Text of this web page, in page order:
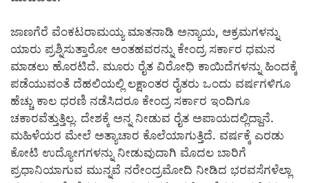
ಜಾಣಗೆರೆ ವೆಂಕಟರಾಮಯ್ಯ ಮಾತನಾಡಿ ಅನ್ಯಾಯ, ಆಕ್ರಮಗಳನ್ನು
ಯಾರು ಪ್ರಶ್ನಿಸುತ್ತಾರೋ ಅಂತಹವರನ್ನು ಕೇಂದ್ರ ಸರ್ಕಾರ ಧಮನ
ಮಾಡಲು ಹೊರಟಿದೆ. ಮೂರು ರೈತ ವಿರೋಧಿ ಕಾಯಿದೆಗಳನ್ನು ಹಿಂದಕ್ಕೆ
ಪಡೆಯುವಂತೆ ದೆಹಲಿಯಲ್ಲಿ ಲಕ್ಷಾಂತರ ರೈತರು ಒಂದು ವರ್ಷಗಳಿಗೂ
ಹೆಚ್ಚು ಕಾಲ ಧರಣಿ ನಡೆಸಿದರೂ ಕೇಂದ್ರ ಸರ್ಕಾರ ಇಂದಿಗೂ
ಚಕಾರವೆತ್ತುತ್ತಿಲ್ಲ. ದೇಶಕ್ಕೆ ಅನ್ನ ನೀಡುವ ರೈತ ಅಪಾಯದಲ್ಲಿದ್ದಾನೆ.
ಮಹಿಳೆಯರ ಮೇಲೆ ಅತ್ಯಾಚಾರ ಕೊಲೆಯಾಗುತ್ತಿದೆ. ವರ್ಷಕ್ಕೆ ಎರಡು
ಕೋಟಿ ಉದ್ಯೋಗಗಳನ್ನು ನೀಡುವುದಾಗಿ ಮೊದಲ ಬಾರಿಗೆ
ಪ್ರಧಾನಿಯಾಗುವ ಮುನ್ನವೆ ನರೇಂದ್ರಮೋದಿ ನೀಡಿದ ಭರವಸೆಗಳೆಲ್ಲಾ